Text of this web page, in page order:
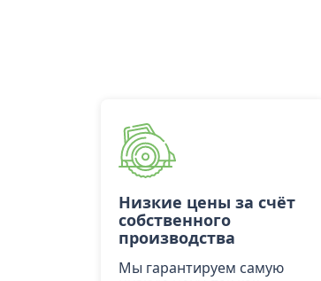
Низкие цены за счёт
собственного
производства
Мы гарантируем самую